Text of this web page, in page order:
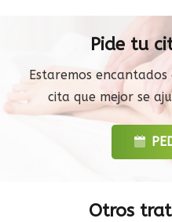
Pide tu
Estaremos
cita que mejor se
Otros